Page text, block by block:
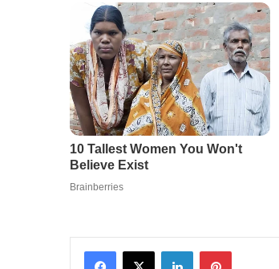
Facebook
X LinkedInPinterest